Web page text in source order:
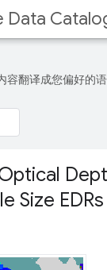
Data
容翻译成您偏好的
Size EDRs